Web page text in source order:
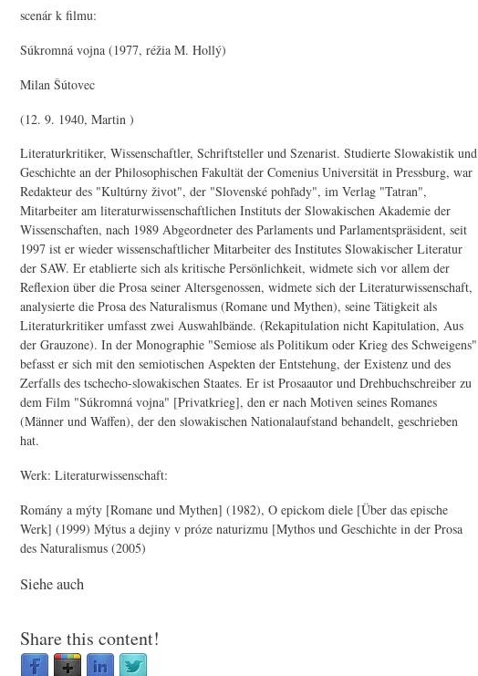
scenár k filmu:
Súkromná vojna (1977, réžia M. Hollý)
Milan Šútovec
(12. 9. 1940, Martin )
Literaturkritiker, Wissenschaftler, Schriftsteller und Szenarist. Studierte Slowakistik und
Geschichte an der Philosophischen Fakultät der Comenius Universität in Pressburg, war
Redakteur des "Kultúrny život", der "Slovenské pohľady", im Verlag "Tatran",
Mitarbeiter am literaturwissenschaftlichen Instituts der Slowakischen Akademie der
Wissenschaften, nach 1989 Abgeordneter des Parlaments und Parlamentspräsident, seit
1997 ist er wieder wissenschaftlicher Mitarbeiter des Institutes Slowakischer Literatur
der SAW. Er etablierte sich als kritische Persönlichkeit, widmete sich vor allem der
Reflexion über die Prosa seiner Altersgenossen, widmete sich der Literaturwissenschaft,
analysierte die Prosa des Naturalismus (Romane und Mythen), seine Tätigkeit als
Literaturkritiker umfasst zwei Auswahlbände. (Rekapitulation nicht Kapitulation, Aus
der Grauzone). In der Monographie "Semiose als Politikum oder Krieg des Schweigens"
befasst er sich mit den semiotischen Aspekten der Entstehung, der Existenz und des
Zerfalls des tschecho-slowakischen Staates. Er ist Prosaautor und Drehbuchschreiber zu
dem Film "Súkromná vojna" [Privatkrieg], den er nach Motiven seines Romanes
(Männer und Waffen), der den slowakischen Nationalaufstand behandelt, geschrieben
hat.
Werk: Literaturwissenschaft:
Romány a mýty [Romane und Mythen] (1982), O epickom diele [Über das epische
Werk] (1999) Mýtus a dejiny v próze naturizmu [Mythos und Geschichte in der Prosa
des Naturalismus (2005)
Siehe auch
Share this content!